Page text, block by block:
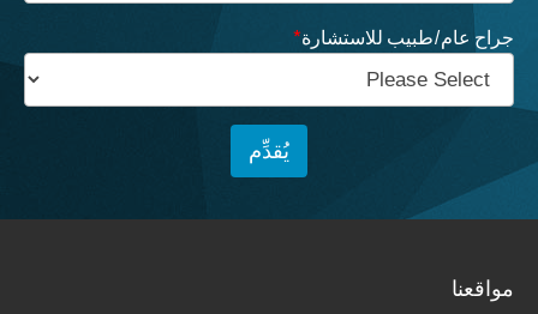
جراح عام/طبيب للاستشارة*
مواقعنا